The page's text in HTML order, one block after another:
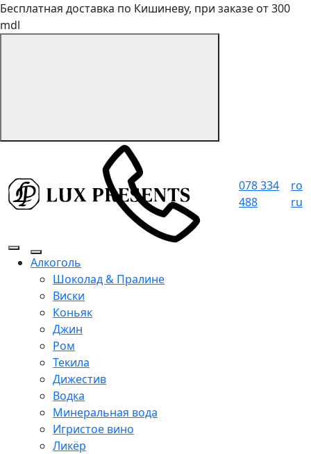
Бесплатная доставка по Кишиневу, при заказе от 300
mdl
078 334
488
ro
ru
Алкоголь
Шоколад & Пралине
Виски
Коньяк
Джин
Ром
Текила
Дижестив
Водка
Минеральная вода
Игристое вино
Ликёр